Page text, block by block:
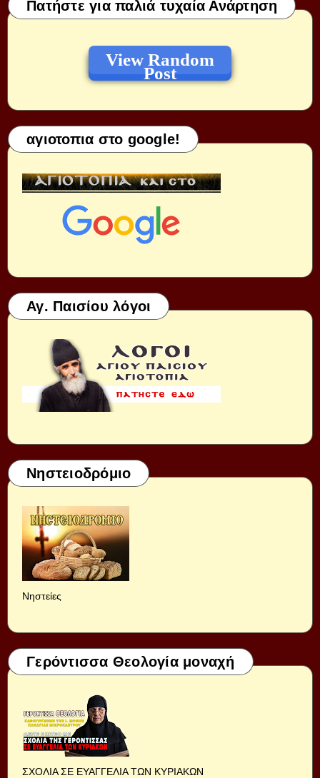
Πατήστε για παλιά τυχαία Ανάρτηση
View Random
Post
αγιοτοπια στο google!
Αγ. Παισίου λόγοι
Νηστειοδρόμιο
Νηστείες
Γερόντισσα Θεολογία μοναχή
ΣΧΟΛΙΑ ΣΕ ΕΥΑΓΓΕΛΙΑ ΤΩΝ ΚΥΡΙΑΚΩΝ